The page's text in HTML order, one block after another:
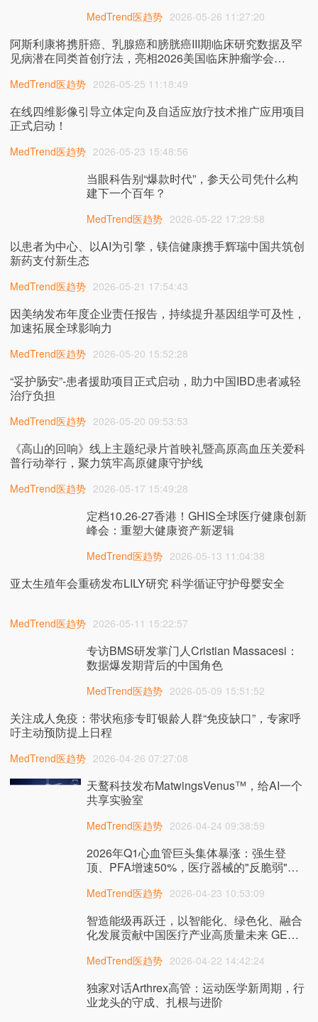
MedTrend医趋势 2026-05-26 11:27:20
阿斯利康将携肝癌、乳腺癌和膀胱癌III期临床研究数据及罕
见病潜在同类首创疗法，亮相2026美国临床肿瘤学会
MedTrend医趋势 2026-05-25 11:18:49
在线四维影像引导立体定向及自适应放疗技术推广应用项目
正式启动！
MedTrend医趋势 2026-05-23 15:48:56
当眼科告别“爆款时代”，参天公司凭什么构
建下一个百年？
MedTrend医趋势 2026-05-22 17:29:58
以患者为中心、以AI为引擎，镁信健康携手辉瑞中国共筑创
新药支付新生态
MedTrend医趋势 2026-05-21 17:54:43
因美纳发布年度企业责任报告，持续提升基因组学可及性，
加速拓展全球影响力
MedTrend医趋势 2026-05-20 15:52:28
“妥护肠安”-患者援助项目正式启动，助力中国IBD患者减轻
治疗负担
MedTrend医趋势 2026-05-20 09:53:53
《高山的回响》线上主题纪录片首映礼暨高原高血压关爱科
普行动举行，聚力筑牢高原健康守护线
MedTrend医趋势 2026-05-17 15:49:28
定档10.26-27香港！GHIS全球医疗健康创新
峰会：重塑大健康资产新逻辑
MedTrend医趋势 2026-05-13 11:04:38
亚太生殖年会重磅发布LILY研究 科学循证守护母婴安全
MedTrend医趋势 2026-05-11 15:22:57
专访BMS研发掌门人Cristian Massacesi：
数据爆发期背后的中国角色
MedTrend医趋势 2026-05-09 15:51:52
关注成人免疫：带状疱疹专盯银龄人群“免疫缺口”，专家呼
吁主动预防提上日程
MedTrend医趋势 2026-04-26 07:27:08
天鹜科技发布MatwingsVenus™，给AI一个
共享实验室
MedTrend医趋势 2026-04-24 09:38:59
2026年Q1心血管巨头集体暴涨：强生登
顶、PFA增速50%，医疗器械的"反脆弱"逻
MedTrend医趋势 2026-04-23 10:53:09
智造能级再跃迁，以智能化、绿色化、融合
化发展贡献中国医疗产业高质量未来 GE医
MedTrend医趋势 2026-04-22 14:42:24
独家对话Arthrex高管：运动医学新周期，行
业龙头的守成、扎根与进阶